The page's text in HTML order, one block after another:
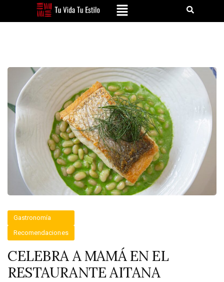
Gastronomía
Recomendaciones
CELEBRA A MAMÁ EN EL
RESTAURANTE AITANA